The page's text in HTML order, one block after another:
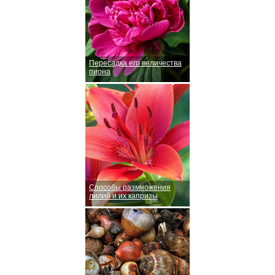
Пересадка его величества
пиона
Способы размножения
лилий и их капризы